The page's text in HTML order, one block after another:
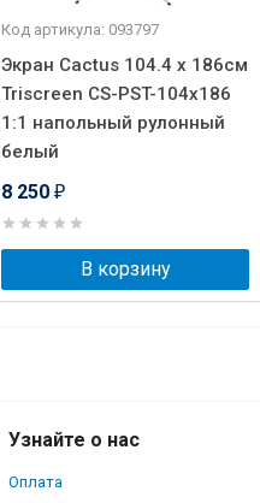
Код артикула: 093797
Экран Cactus 104.4 x 186см
Triscreen CS-PST-104x186
1:1 напольный рулонный
белый
8 250 ₽
В корзину
Узнайте о нас
Оплата